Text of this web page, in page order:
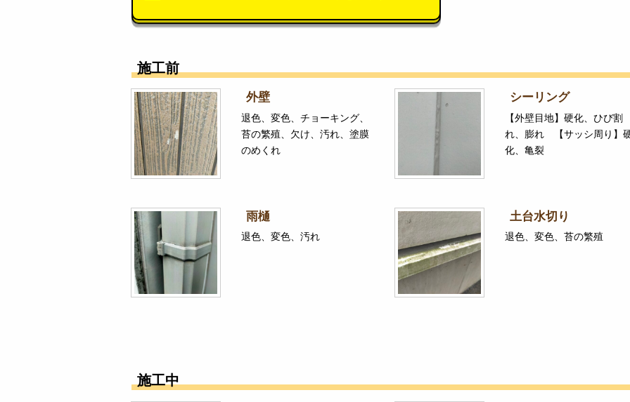
施工前
外壁
退色、変色、チョーキング、
苔の繁殖、欠け、汚れ、塗膜
のめくれ
シーリング
【外壁目地】硬化、ひび割
れ、膨れ 【サッシ周り】
化、亀裂
雨樋
退色、変色、汚れ
土台水切り
退色、変色、苔の繁殖
施工中